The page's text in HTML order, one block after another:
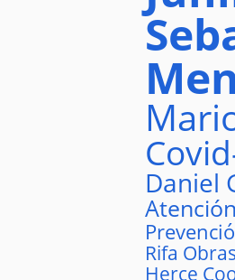
Daniel
Atención
Rifa Obras
Herce